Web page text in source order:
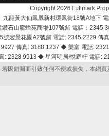
Copyright 2026 Fullmark
九龍黃大仙鳳凰新村環鳳街18號A地下
鑽石山龍蟠苑商場107號舖 電話：2345
號宏景花園A2號舖 電話: 2345 2229
9927 傳真: 3188 1237 ◆ 樂富 電話:
: 2328 9913 ◆ 星河明居/悅庭軒 電話
因錯漏而引致任何不便或損失，本網